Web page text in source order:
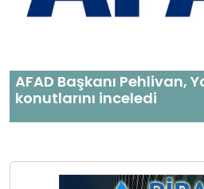
AFAD Başkanı Pehlivan,
konutlarını inceledi